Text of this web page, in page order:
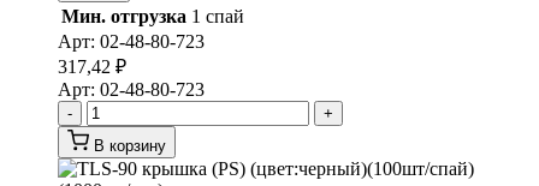
Мин. отгрузка 1 спай
Арт: 02-48-80-723
317,42 ₽
Арт: 02-48-80-723
-
+
В корзину